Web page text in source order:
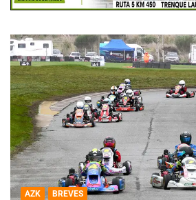
AZK BREVES